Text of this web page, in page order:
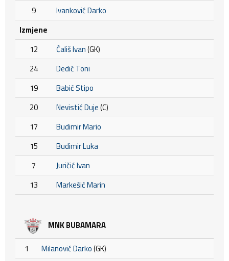
9
Ivanković Darko
Izmjene
12
Ćališ Ivan(GK)
24
Dedić Toni
19
Babić Stipo
20
Nevistić Duje(C)
17
Budimir Mario
15
Budimir Luka
7
Juričić Ivan
13
Markešić Marin
MNK BUBAMARA
1 Milanović Darko(GK)